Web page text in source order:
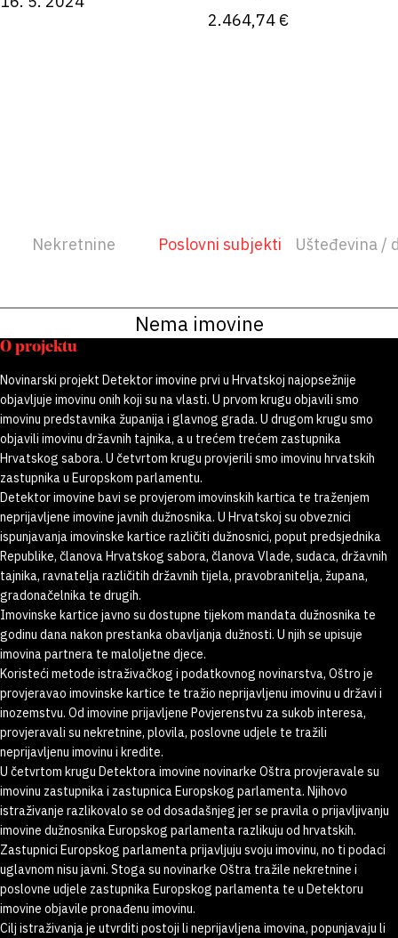
2.464,74 €
Nekretnine Poslovni subjekti Ušteđevina /
Nema imovine
O projektu
Novinarski projekt Detektor imovine prvi u Hrvatskoj najopsežnije
objavljuje imovinu onih koji su na vlasti. U prvom krugu objavili smo
imovinu predstavnika županija i glavnog grada. U drugom krugu smo
objavili imovinu državnih tajnika, a u trećem trećem zastupnika
Hrvatskog sabora. U četvrtom krugu provjerili smo imovinu hrvatskih
zastupnika u Europskom parlamentu.
Detektor imovine bavi se provjerom imovinskih kartica te traženjem
neprijavljene imovine javnih dužnosnika. U Hrvatskoj su obveznici
ispunjavanja imovinske kartice različiti dužnosnici, poput predsjednika
Republike, članova Hrvatskog sabora, članova Vlade, sudaca, državnih
tajnika, ravnatelja različitih državnih tijela, pravobranitelja, župana,
gradonačelnika te drugih.
Imovinske kartice javno su dostupne tijekom mandata dužnosnika te
godinu dana nakon prestanka obavljanja dužnosti. U njih se upisuje
imovina partnera te maloljetne djece.
Koristeći metode istraživačkog i podatkovnog novinarstva, Oštro je
provjeravao imovinske kartice te tražio neprijavljenu imovinu u državi i
inozemstvu. Od imovine prijavljene Povjerenstvu za sukob interesa,
provjeravali su nekretnine, plovila, poslovne udjele te tražili
neprijavljenu imovinu i kredite.
U četvrtom krugu Detektora imovine novinarke Oštra provjeravale su
imovinu zastupnika i zastupnica Europskog parlamenta. Njihovo
istraživanje razlikovalo se od dosadašnjeg jer se pravila o prijavljivanju
imovine dužnosnika Europskog parlamenta razlikuju od hrvatskih.
Zastupnici Europskog parlamenta prijavljuju svoju imovinu, no ti podaci
uglavnom nisu javni. Stoga su novinarke Oštra tražile nekretnine i
poslovne udjele zastupnika Europskog parlamenta te u Detektoru
imovine objavile pronađenu imovinu.
Cilj istraživanja je utvrditi postoji li neprijavljena imovina, popunjavaju li